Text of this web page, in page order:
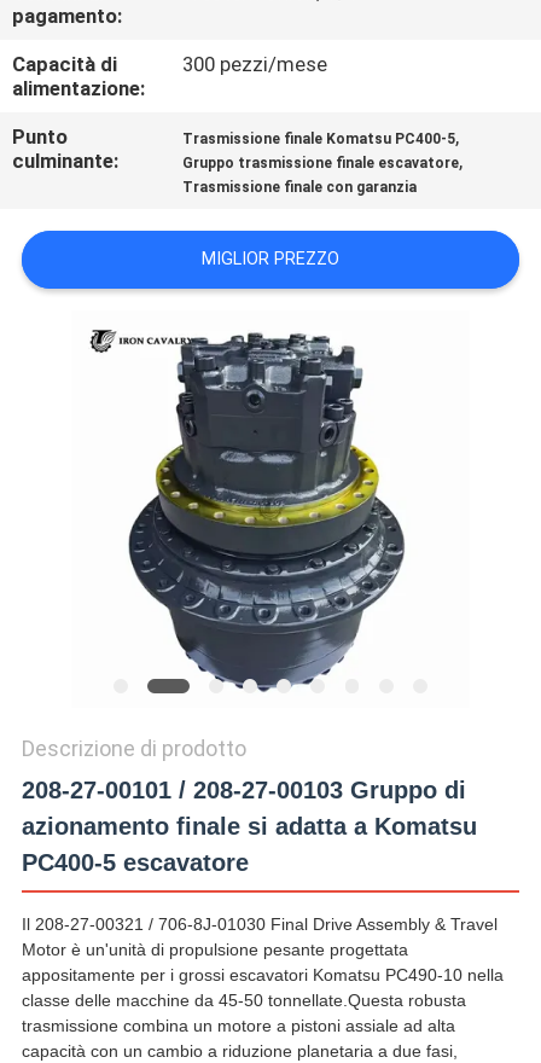
NOTIZIE
TUTTI
CASI
RICHIEDERE
UN
PREVENTIVO
POLITICA
RISERVATEZZA
pagamento:
Capacità di
alimentazione:
300 pezzi/mese
Punto
culminante:
Trasmissione finale Komatsu PC400-5,
Gruppo trasmissione finale escavatore,
Trasmissione finale con garanzia
MIGLIOR PREZZO
Descrizione di prodotto
208-27-00101 / 208-27-00103 Gruppo di
azionamento finale si adatta a Komatsu
PC400-5 escavatore
Il 208-27-00321 / 706-8J-01030 Final Drive Assembly & Travel
Motor è un'unità di propulsione pesante progettata
appositamente per i grossi escavatori Komatsu PC490-10 nella
classe delle macchine da 45-50 tonnellate.Questa robusta
trasmissione combina un motore a pistoni assiale ad alta
capacità con un cambio a riduzione planetaria a due fasi,